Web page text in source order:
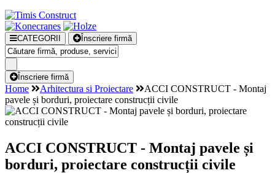
CATEGORII Înscriere firmă
Înscriere firmă
Home Arhitectura si Proiectare
ACCI CONSTRUCT - Montaj
pavele și borduri, proiectare construcții civile
ACCI CONSTRUCT - Montaj pavele și
borduri, proiectare construcții civile